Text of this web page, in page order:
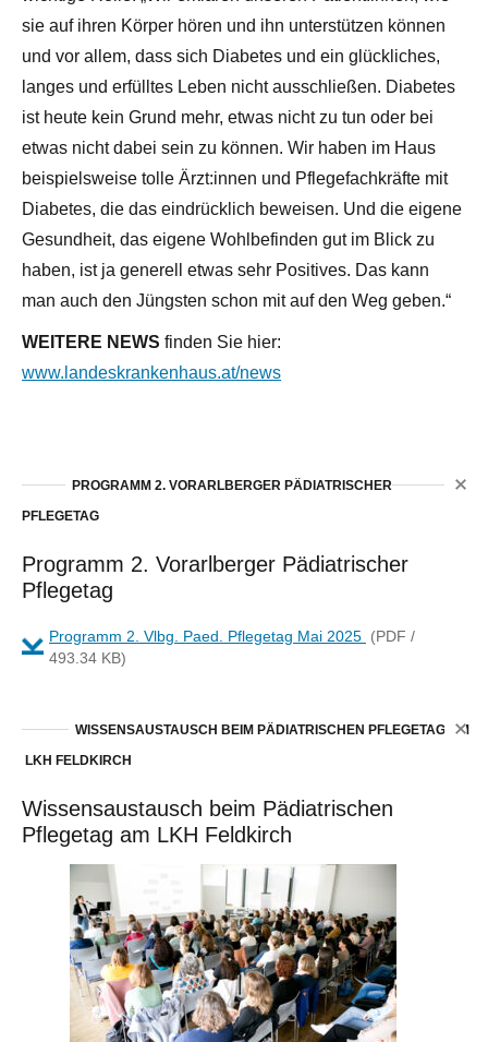
sie auf ihren Körper hören und ihn unterstützen können
und vor allem, dass sich Diabetes und ein glückliches,
langes und erfülltes Leben nicht ausschließen. Diabetes
ist heute kein Grund mehr, etwas nicht zu tun oder bei
etwas nicht dabei sein zu können. Wir haben im Haus
beispielsweise tolle Ärzt:innen und Pflegefachkräfte mit
Diabetes, die das eindrücklich beweisen. Und die eigene
Gesundheit, das eigene Wohlbefinden gut im Blick zu
haben, ist ja generell etwas sehr Positives. Das kann
man auch den Jüngsten schon mit auf den Weg geben.“
WEITERE NEWS finden Sie hier:
www.landeskrankenhaus.at/news
PROGRAMM 2. VORARLBERGER PÄDIATRISCHER
PFLEGETAG
Programm 2. Vorarlberger Pädiatrischer
Pflegetag
Programm 2. Vlbg. Paed. Pflegetag Mai 2025 (PDF /
493.34 KB)
WISSENSAUSTAUSCH BEIM PÄDIATRISCHEN PFLEGETAG AM
LKH FELDKIRCH
Wissensaustausch beim Pädiatrischen
Pflegetag am LKH Feldkirch